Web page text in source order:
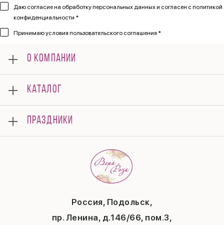
Даю согласие на обработку персональных данных и согласен с политикой
конфиденциальности *
Принимаюусловия пользовательского соглашения *
Россия, Подольск,
пр. Ленина, д.146/66, пом.3,
О КОМПАНИИ
Мероприятия
Корпоративным клиентам
Оплата
Доставка
Отзывы
Политика конфиденциальности
КАТАЛОГ
Композиции
Подарки
ПРАЗДНИКИ